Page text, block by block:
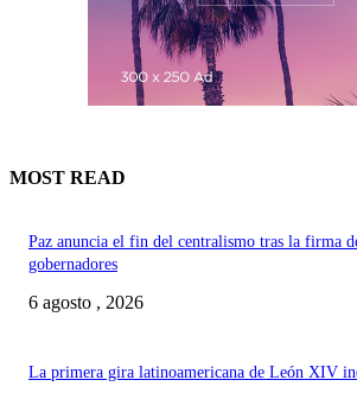
MOST READ
Paz anuncia el fin del centralismo tras la firma
gobernadores
6 agosto , 2026
La primera gira latinoamericana de León XIV